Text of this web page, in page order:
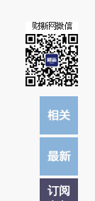
订阅